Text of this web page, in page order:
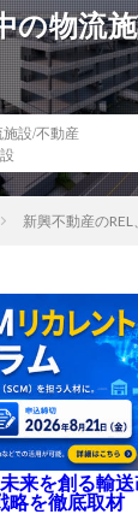
の物流
施設/不動産
新興不動産の
来を創る輸
略を徹底取材